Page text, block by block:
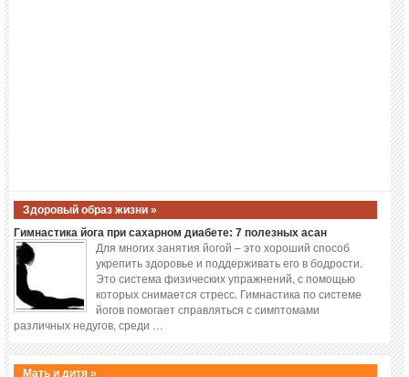
Здоровый образ жизни »
Гимнастика йога при сахарном диабете: 7 полезных асан
Для многих занятия йогой – это хороший способ
укрепить здоровье и поддерживать его в бодрости.
Это система физических упражнений, с помощью
которых снимается стресс. Гимнастика по системе
йогов помогает справляться с симптомами
различных недугов, среди …
Мать и дитя »